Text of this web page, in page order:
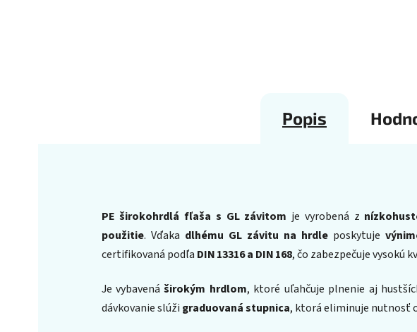
Popis
PE širokohrdlá fľaša s GL závitom je vyrobená z
použitie. Vďaka dlhému GL závitu na hrdleposkytuje
certifikovaná podľa DIN 13316 a DIN 168, čo zabezpečuje vysokú
Je vybavenáširokým hrdlom, ktoré uľahčuje plnenie aj
dávkovanie slúži graduovaná stupnica, ktorá eliminuje nutnosť